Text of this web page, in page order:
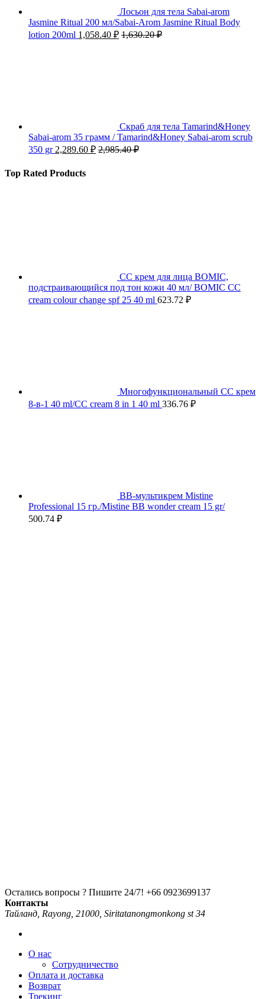
Лосьон для тела Sabai-arom
Jasmine Ritual 200 мл/Sabai-Arom Jasmine Ritual Body
lotion 200ml 1,058.40 ₽ 1,630.20₽
Скраб для тела Tamarind&Honey
Sabai-arom 35 грамм / Tamarind&Honey Sabai-arom scrub
350 gr 2,289.60 ₽ 2,985.40₽
Top Rated Products
СС крем для лица BOMIC,
подстраивающийся под тон кожи 40 мл/ BOMIC CC
cream colour change spf 25 40 ml 623.72 ₽
Многофункциональный СС крем
8-в-1 40 ml/CC cream 8 in 1 40 ml 336.76 ₽
BB-мультикрем Mistine
Professional 15 гр./Mistine BB wonder cream 15 gr/
500.74 ₽
Остались вопросы ? Пишите 24/7! +66 0923699137
Контакты
Тайланд, Rayong, 21000, Siritatanongmonkong st 34
О нас
Сотрудничество
Оплата и доставка
Возврат
Трекинг